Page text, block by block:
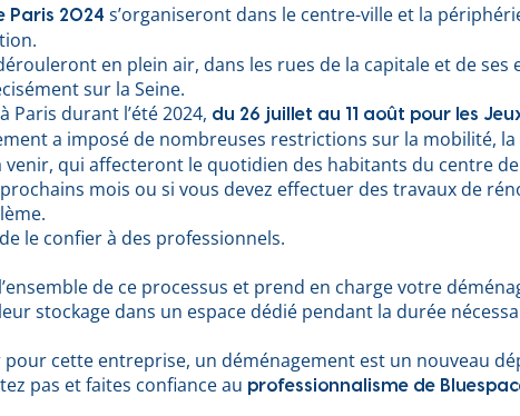
Paris 2024 s’organiseront dans le centre-ville et la
en plein air, dans les rues de la capitale et de
sur la Seine.
durant l’été 2024, du 26 juillet au 11 août pour les
a imposé de nombreuses restrictions sur la mobilité,
qui affecteront le quotidien des habitants du centre
mois ou si vous devez effectuer des travaux de
le confier à des professionnels.
de ce processus et prend en charge votre
stockage dans un espace dédié pendant la durée
cette entreprise, un déménagement est un nouveau
pas et faites confiance au professionnalisme de